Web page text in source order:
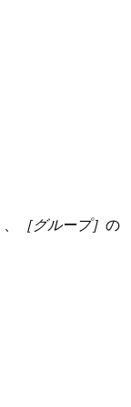
［グループ］ の